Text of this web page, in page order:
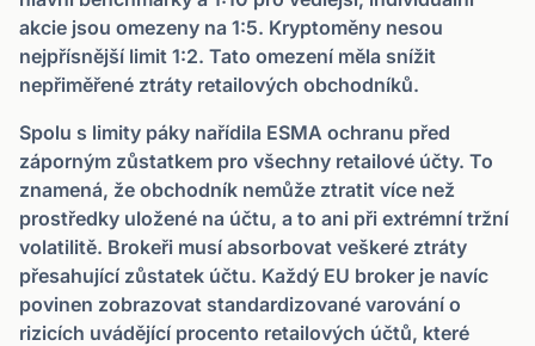
akcie jsou omezeny na 1:5. Kryptoměny nesou
nejpřísnější limit 1:2. Tato omezení měla snížit
nepřiměřené ztráty retailových obchodníků.
Spolu s limity páky nařídila ESMA ochranu před
záporným zůstatkem pro všechny retailové účty. To
znamená, že obchodník nemůže ztratit více než
prostředky uložené na účtu, a to ani při extrémní tržní
volatilitě. Brokeři musí absorbovat veškeré ztráty
přesahující zůstatek účtu. Každý EU broker je navíc
povinen zobrazovat standardizované varování o
rizicích uvádějící procento retailových účtů, které